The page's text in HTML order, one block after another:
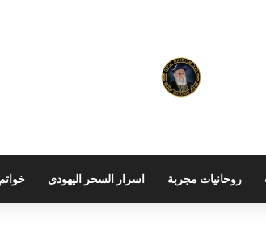
روحانيات مجربة اسرار السحر اليهودى